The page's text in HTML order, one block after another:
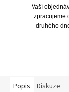
Vaší
zpracujeme
druhého
Popis Diskuze